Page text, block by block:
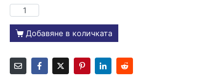
Добавяне в количката